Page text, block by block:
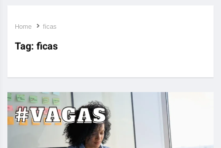
Home ficas
Tag: ficas